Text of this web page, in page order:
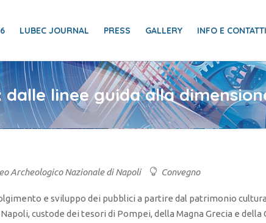
LUBEC JOURNAL PRESS GALLERY INFO E CONTATTI
dalle linee guida alla
Archeologico Nazionale di Napoli Convegno
e sviluppo dei pubblici a partire dal patrimonio
custode dei tesori di Pompei, della Magna Grecia e della